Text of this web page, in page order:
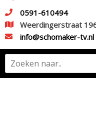
0591-610494
Weerdingerstraat
info@schomaker-tv.nl